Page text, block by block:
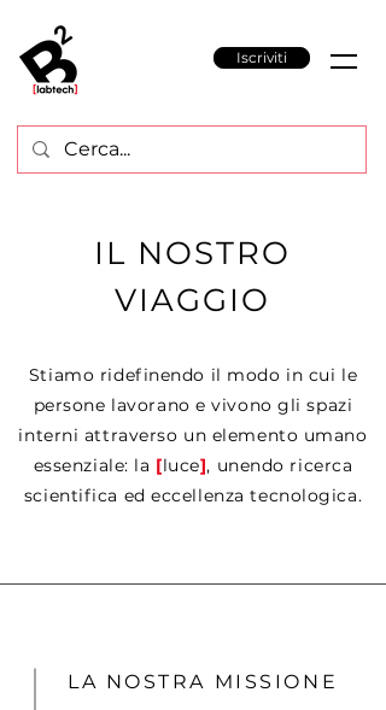
Iscriviti
IL NOSTRO
VIAGGIO
Stiamo ridefinendo il modo in cui le
persone lavorano e vivono gli spazi
interni attraverso un elemento umano
essenziale: la [luce], unendo ricerca
scientifica ed eccellenza tecnologica.
LA NOSTRA MISSIONE